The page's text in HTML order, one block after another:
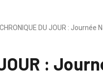
DU JOUR : Journée
JOUR :